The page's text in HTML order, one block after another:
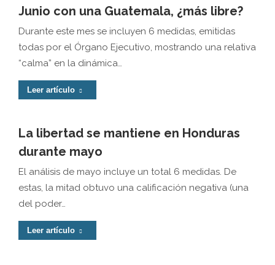
Junio con una Guatemala, ¿más libre?
Durante este mes se incluyen 6 medidas, emitidas
todas por el Órgano Ejecutivo, mostrando una relativa
“calma” en la dinámica…
Leer artículo
La libertad se mantiene en Honduras
durante mayo
El análisis de mayo incluye un total 6 medidas. De
estas, la mitad obtuvo una calificación negativa (una
del poder…
Leer artículo